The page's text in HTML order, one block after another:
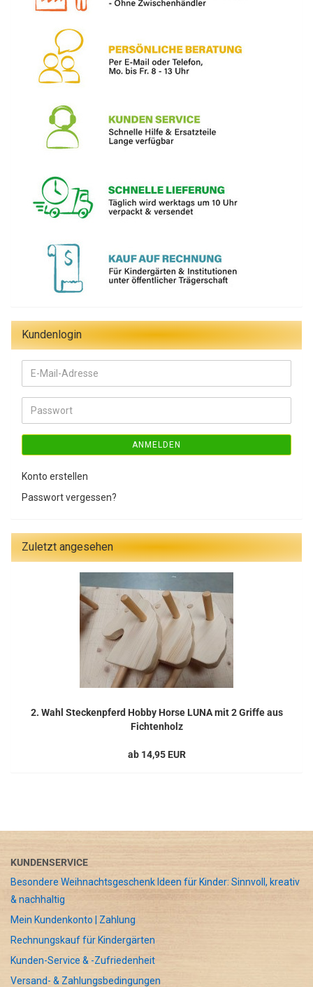
Kundenlogin
E-
Mail-
Adresse
Passwort
ANMELDEN
Konto erstellen
Passwort vergessen?
Zuletzt angesehen
2. Wahl Steckenpferd Hobby Horse LUNA mit 2 Griffe aus
Fichtenholz
ab 14,95 EUR
KUNDENSERVICE
Besondere Weihnachtsgeschenk Ideen für Kinder: Sinnvoll, kreativ
& nachhaltig
Mein Kundenkonto | Zahlung
Rechnungskauf für Kindergärten
Kunden-Service & -Zufriedenheit
Versand- & Zahlungsbedingungen